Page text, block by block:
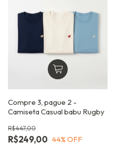
Compre 3, pague 2 -
Camiseta Casual babu Rugby
R$249,00
R$447,00
44% OFF